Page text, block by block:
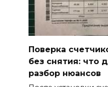
Поверка
без снятия: что
разбор нюансов